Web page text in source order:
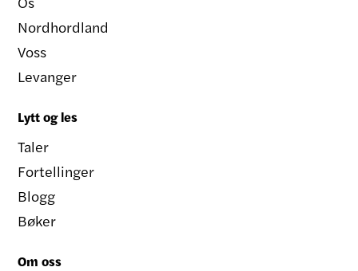
Nordhordland
Voss
Levanger
Lytt og les
Taler
Fortellinger
Blogg
Bøker
Om oss